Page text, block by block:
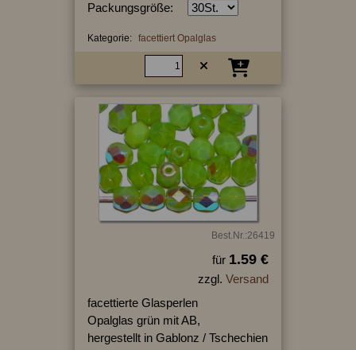
Packungsgröße:
Kategorie: facettiert Opalglas
Best.Nr.:26419
für 1.59 €
zzgl. Versand
facettierte Glasperlen
Opalglas grün mit AB,
hergestellt in Gablonz / Tschechien